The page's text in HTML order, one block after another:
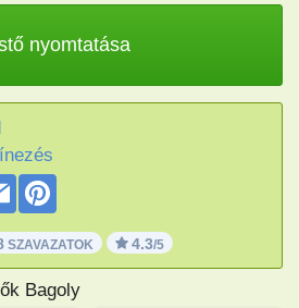
nyomtatása
SZAVAZATOK 4.3/5
Bagoly